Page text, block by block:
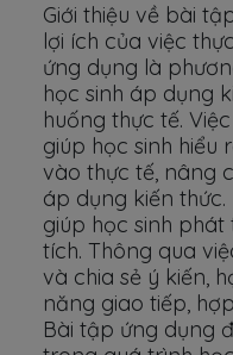
Giới thiệu về bài
lợi ích của việc
ứng dụng là
học sinh áp dụng
huống thực tế.
giúp học sinh hiểu
vào thực tế, nâng
áp dụng kiến
giúp học sinh
tích. Thông qua
và chia sẻ ý kiến,
năng giao tiếp,
Bài tập ứng dụng